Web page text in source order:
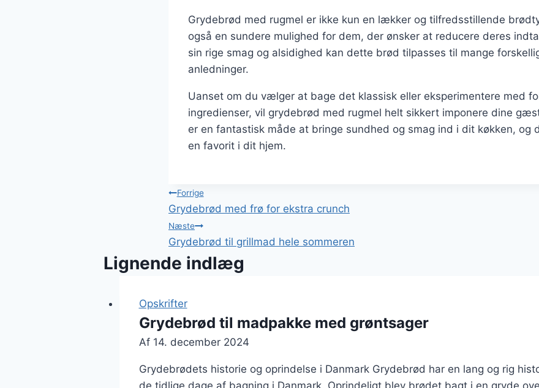
Grydebrød med rugmel er ikke kun en lækker og tilfredsstillende
også en sundere mulighed for dem, der ønsker at reducere deres
sin rige smag og alsidighed kan dette brød tilpasses til mange
anledninger.
Uanset om du vælger at bage det klassisk eller eksperimentere med
ingredienser, vil grydebrød med rugmel helt sikkert imponere dine
er en fantastisk måde at bringe sundhed og smag ind i dit køkken, og
en favorit i dit hjem.
Indlægsnavigation
Forrige
Grydebrød med frø for ekstra crunch
Næste
Grydebrød til grillmad hele sommeren
Lignende indlæg
Opskrifter
Grydebrød til madpakke med grøntsager
Af 14. december 2024
Grydebrødets historie og oprindelse i Danmark Grydebrød har en lang og rig
de tidlige dage af bagning i Danmark. Oprindeligt blev brødet bagt i en gryde